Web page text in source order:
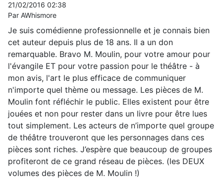
aussi bien, c'est un art complet, tout y
participe: le corps, l'esprit, l'ambiance, le
son, la lumière... tout parle, tout pénètre. Et
lorsqu'il se passe quelque chose de fort sur la
scène, lorsque le public fond en larmes, ou
quand ses yeux brillent d'enthousiasme, ou
quand il éclate de rire (et les trois arrivent,
souvent, lorsque nous jouons nos pièces,
bien des spectateurs viennent ensuite nous
le dire), alors il se crée un moment de
communion profonde au cœur même de
notre foi, entre les comédiens, les spectateurs
et Dieu. Contribuer à ça, voir ça chez ceux
qui sortent de nos représentations, c'est
formidable. Voilà ce qui me plaît. Mes textes
21/02/2016 02:38
Par AWhismore
Je suis comédienne professionnelle et je connais bien
cet auteur depuis plus de 18 ans. Il a un don
remarquable. Bravo M. Moulin, pour votre amour pour
l'évangile ET pour votre passion pour le théâtre - à
mon avis, l'art le plus efficace de communiquer
n'importe quel thème ou message. Les pièces de M.
Moulin font réfléchir le public. Elles existent pour être
jouées et non pour rester dans un livre pour être lues
tout simplement. Les acteurs de n’importe quel groupe
de théâtre trouveront que les personnages dans ces
pièces sont riches. J’espère que beaucoup de groupes
profiteront de ce grand réseau de pièces. (les DEUX
volumes des pièces de M. Moulin !)